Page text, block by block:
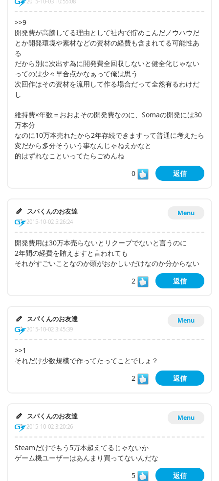
>>9
開発費が高騰してる理由として社内で貯めこんだノウハウだ
とか開発環境や素材などの資材の経費も含まれてる可能性あ
る
だから別に次出す為に開発費全回収しないと健全化じゃない
ってのは少々早合点かなぁって俺は思う
次回作はその資材を流用して作る場合だって全然有るわけだ
し
維持費×年数＝おおよその開発費なのに、Somaの開発には30
万本分
なのに10万本売れたから2年存続できますって普通に考えたら
変だから多分そういう事なんじゃねえかなと
的はずれなこといってたらごめんね
0
返信
Menu
スパくんのお友達
2015-10-02 5:26:24
開発費用は30万本売らないとリクープでないと言うのに
2年間の経費を賄えますと言われても
それがすごいことなのか頭がおかしいだけなのか分からない
2
返信
Menu
スパくんのお友達
2015-10-02 3:45:39
>>1
それだけ少数規模で作ってたってことでしょ？
2
返信
Menu
スパくんのお友達
2015-10-02 3:20:26
Steamだけでもう5万本超えてるじゃないか
ゲーム機ユーザーはあんまり買ってないんだな
5
返信